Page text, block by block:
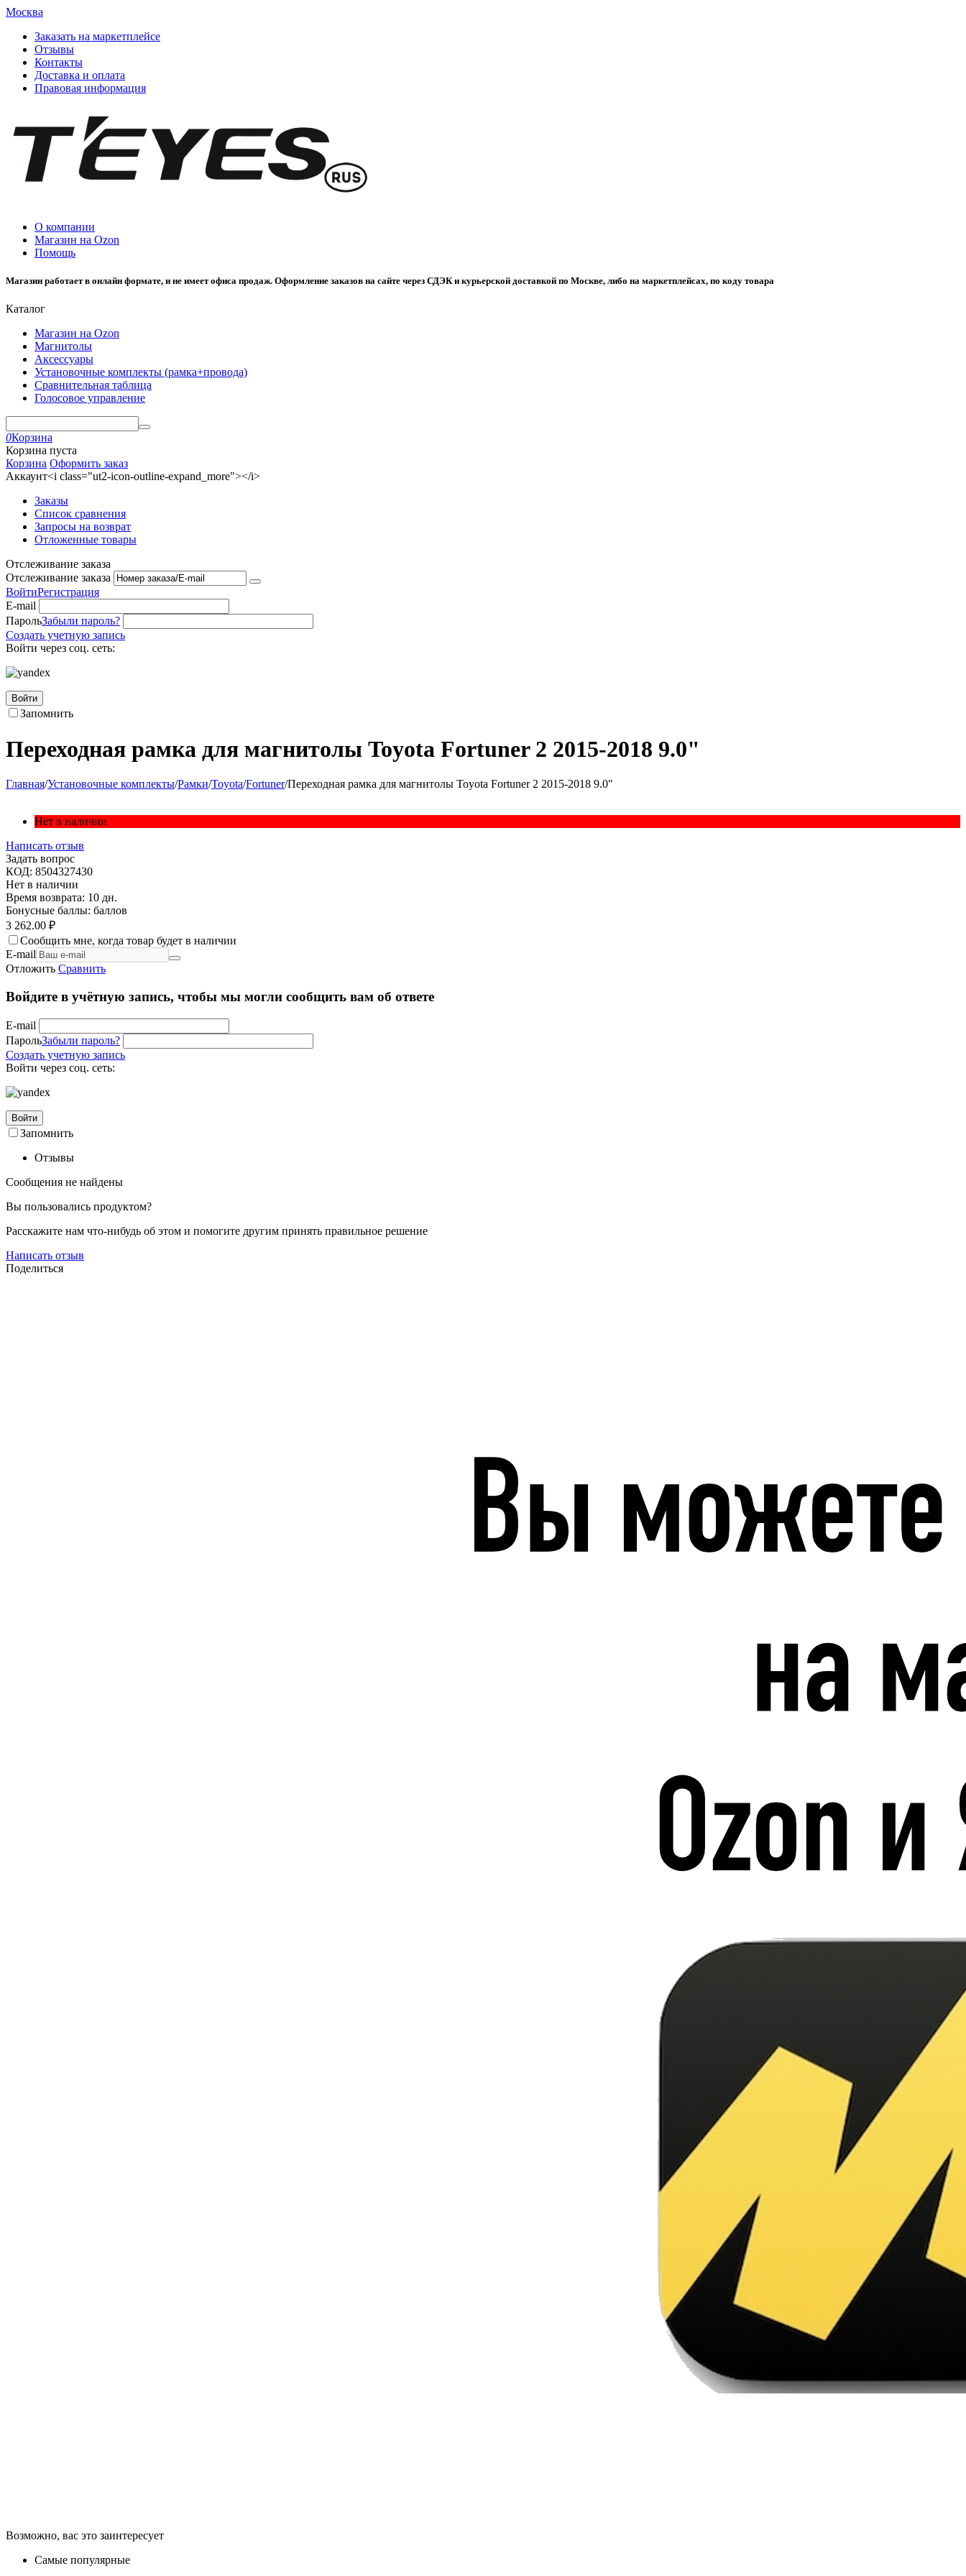
Москва
Заказать на маркетплейсе
Отзывы
Контакты
Доставка и оплата
Правовая информация
О компании
Магазин на Ozon
Помощь
Магазин работает в онлайн формате, и не имеет офиса продаж. Оформление заказов на сайте через СДЭК и курьерской доставкой по Москве, либо на маркетплейсах, по коду товара
Каталог
Магазин на Ozon
Магнитолы
Аксессуары
Установочные комплекты (рамка+провода)
Сравнительная таблица
Голосовое управление
0Корзина
Корзина пуста
Корзина Оформить заказ
Аккаунт<i class="ut2-icon-outline-expand_more"></i>
Заказы
Список сравнения
Запросы на возврат
Отложенные товары
Отслеживание заказа
Отслеживание заказа
ВойтиРегистрация
E-mail
ПарольЗабыли пароль?
Создать учетную запись
Войти через соц. сеть:
Войти
Запомнить
Переходная рамка для магнитолы Toyota Fortuner 2 2015-2018 9.0"
Главная/Установочные комплекты/Рамки/Toyota/Fortuner/Переходная рамка для магнитолы Toyota Fortuner 2 2015-2018 9.0"
Нет в наличии
Написать отзыв
Задать вопрос
КОД: 8504327430
Нет в наличии
Время возврата: 10 дн.
Бонусные баллы: баллов
3 262.00 ₽
Сообщить мне, когда товар будет в наличии
E-mail
Отложить Сравнить
Войдите в учётную запись, чтобы мы могли сообщить вам об ответе
E-mail
ПарольЗабыли пароль?
Создать учетную запись
Войти через соц. сеть:
Войти
Запомнить
Отзывы
Сообщения не найдены
Вы пользовались продуктом?
Расскажите нам что-нибудь об этом и помогите другим принять правильное решение
Написать отзыв
Поделиться
Возможно, вас это заинтересует
Самые популярные